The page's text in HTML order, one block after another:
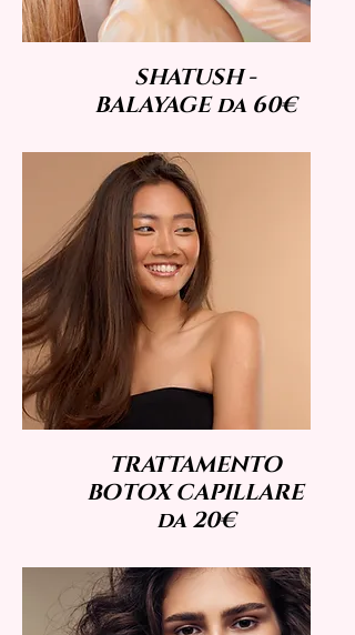
SHATUSH -
BALAYAGE da 60€
TRATTAMENTO
BOTOX CAPILLARE
da 20€